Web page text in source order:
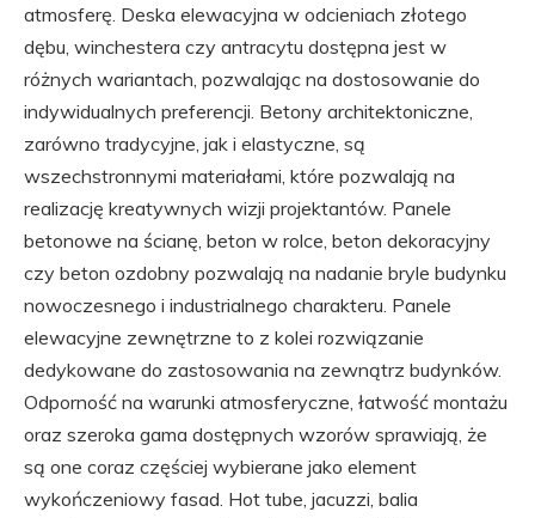
atmosferę. Deska elewacyjna w odcieniach złotego
dębu, winchestera czy antracytu dostępna jest w
różnych wariantach, pozwalając na dostosowanie do
indywidualnych preferencji. Betony architektoniczne,
zarówno tradycyjne, jak i elastyczne, są
wszechstronnymi materiałami, które pozwalają na
realizację kreatywnych wizji projektantów. Panele
betonowe na ścianę, beton w rolce, beton dekoracyjny
czy beton ozdobny pozwalają na nadanie bryle budynku
nowoczesnego i industrialnego charakteru. Panele
elewacyjne zewnętrzne to z kolei rozwiązanie
dedykowane do zastosowania na zewnątrz budynków.
Odporność na warunki atmosferyczne, łatwość montażu
oraz szeroka gama dostępnych wzorów sprawiają, że
są one coraz częściej wybierane jako element
wykończeniowy fasad. Hot tube, jacuzzi, balia